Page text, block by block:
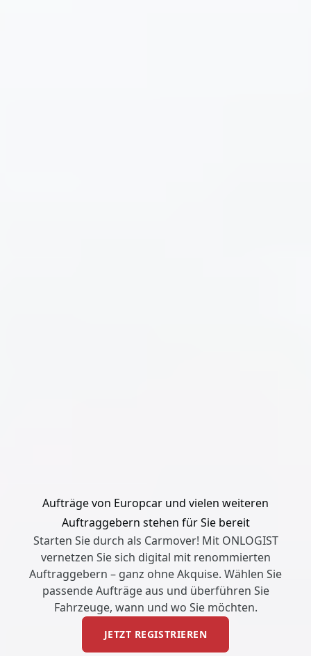
Aufträge von Europcar und vielen weiteren
Auftraggebern stehen für Sie bereit
Starten Sie durch als Carmover! Mit ONLOGIST
vernetzen Sie sich digital mit renommierten
Auftraggebern – ganz ohne Akquise. Wählen Sie
passende Aufträge aus und überführen Sie
Fahrzeuge, wann und wo Sie möchten.
JETZT REGISTRIEREN